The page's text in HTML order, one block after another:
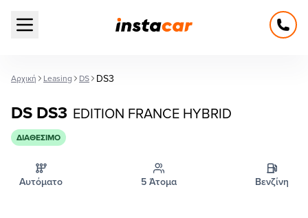
Open main menu
Αρχική Leasing DS DS3
DS DS3 EDITION FRANCE HYBRID
ΔΙΑΘΈΣΙΜΟ
Αυτόματο 5 Άτομα Βενζίνη